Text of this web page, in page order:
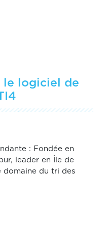
le logiciel de
: Fondée en
leader en Île de
domaine du tri des